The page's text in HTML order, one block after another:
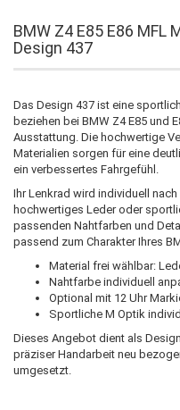
BMW Z4 E85 E86 MFL
Design 437
Das Design 437 ist eine
beziehen bei BMW Z4 E85 und
Ausstattung. Die hochwertige
Materialien sorgen für eine
ein verbessertes Fahrgefühl.
Ihr Lenkrad wird individuell
hochwertiges Leder oder
passenden Nahtfarben und
passend zum Charakter Ihres
Material frei wählbar:
Nahtfarbe individuell
Optional mit 12 Uhr
Sportliche M Optik
Dieses Angebot dient als
präziser Handarbeit neu
umgesetzt.